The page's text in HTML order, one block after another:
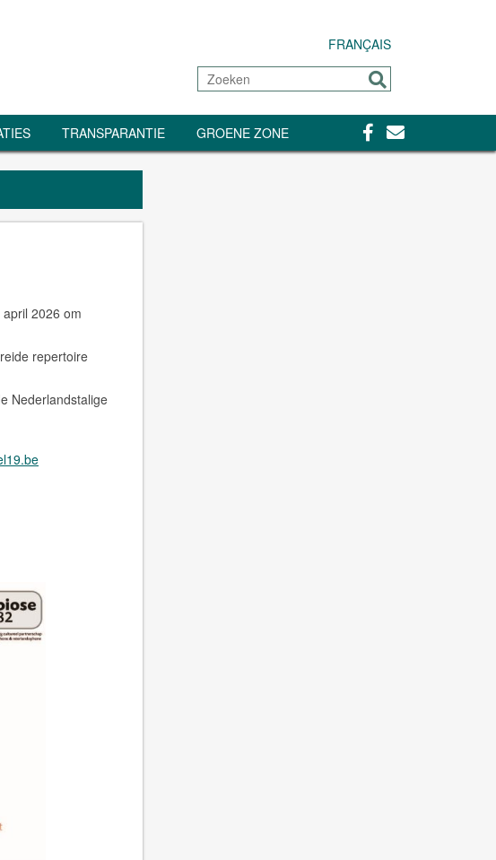
FRANÇAIS
Zoeken
Sturen
TRANSPARANTIE GROENE ZONE Facebook
Contact
2026 om
repertoire
Nederlandstalige